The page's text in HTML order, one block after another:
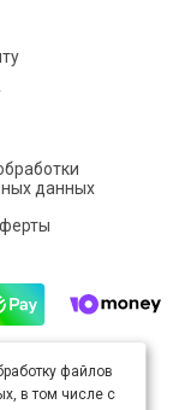
данных
лицензии Creative
4.0
файлов
в том числе с